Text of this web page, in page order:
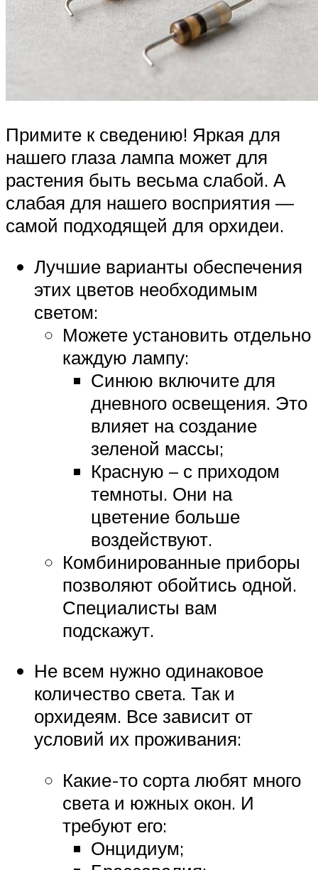
Примите к сведению! Яркая для
нашего глаза лампа может для
растения быть весьма слабой. А
слабая для нашего восприятия —
самой подходящей для орхидеи.
Лучшие варианты обеспечения
этих цветов необходимым
светом:
Можете установить отдельно
каждую лампу:
Синюю включите для
дневного освещения. Это
влияет на создание
зеленой массы;
Красную – с приходом
темноты. Они на
цветение больше
воздействуют.
Комбинированные приборы
позволяют обойтись одной.
Специалисты вам
подскажут.
Не всем нужно одинаковое
количество света. Так и
орхидеям. Все зависит от
условий их проживания:
Какие-то сорта любят много
света и южных окон. И
требуют его:
Онцидиум;